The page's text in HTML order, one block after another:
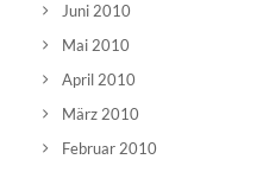
Juni 2010
Mai 2010
April 2010
März 2010
Februar 2010